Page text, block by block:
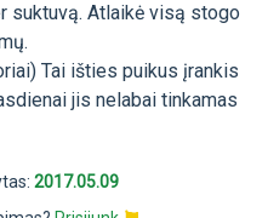
suktuvą. Atlaikė visą stogo
Tai išties puikus įrankis
jis nelabai tinkamas
2017.05.09